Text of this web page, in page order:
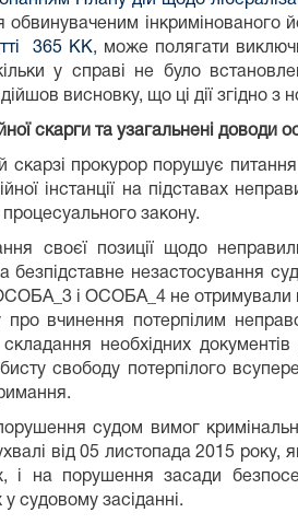
обвинуваченим інкримінованого
365 КК, може полягати
у справі не було
висновку, що ці дії згідно з
скарги та узагальнені доводи
скарзі прокурор порушує
інстанції на підставах
закону.
своєї позиції щодо
безпідставне незастосування
і ОСОБА_4 не отримували
вчинення потерпілим
необхідних
свободу потерпілого
судом вимог
від 05 листопада 2015
і на порушення засади
у судовому засіданні.